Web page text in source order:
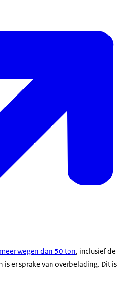
wegen dan 50 ton, inclusief de
is er sprake van overbelading. Dit is